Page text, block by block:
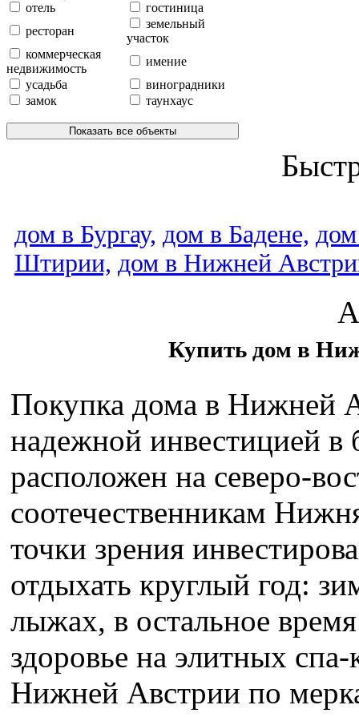
отель
гостиница
ресторан
земельный
участок
коммерческая
недвижимость
имение
усадьба
виноградники
замок
таунхаус
Показать все объекты
дом в Бургау, дом в Бадене,
Штирии, дом в Нижней
Купить дом в
Покупка дома в Нижней
надежной инвестицией в
расположен на северо-
соотечественникам
точки зрения
отдыхать круглый год:
лыжах, в остальное
здоровье на элитных
Нижней Австрии по